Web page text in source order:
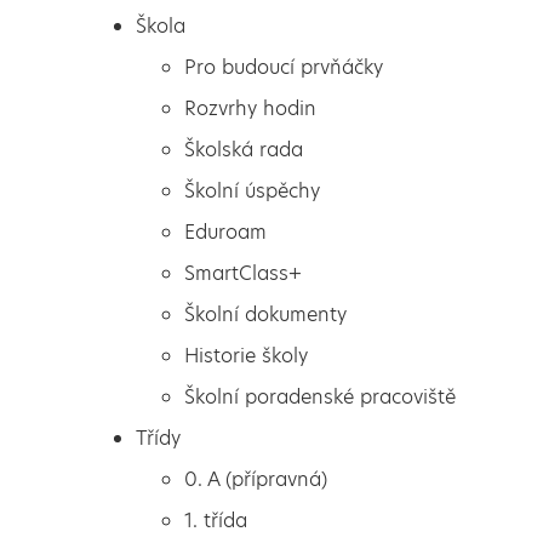
Pro budoucí prvňáčky
Rozvrhy hodin
Školská rada
Škola
Pro budoucí prvňáčky
Rozvrhy hodin
Školská rada
Školní úspěchy
Eduroam
SmartClass+
Školní dokumenty
Historie školy
Školní poradenské pracoviště
Třídy
0. A (přípravná)
1. třída
Vánoční florbalový turnaj